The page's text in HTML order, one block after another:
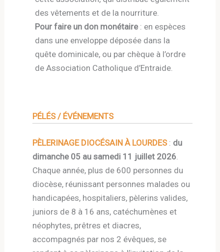
des vêtements et de la nourriture.
Pour faire un don monétaire: en espèces
dans une enveloppe déposée dans la
quête dominicale, ou par chèque à l’ordre
de Association Catholique d’Entraide.
PÉLÉS / ÉVÉNEMENTS
PÈLERINAGE DIOCÉSAIN À LOURDES : du
dimanche 05 au samedi 11 juillet 2026.
Chaque année, plus de 600 personnes du
diocèse, réunissant personnes malades ou
handicapées, hospitaliers, pèlerins valides,
juniors de 8 à 16 ans, catéchumènes et
néophytes, prêtres et diacres,
accompagnés par nos 2 évêques, se